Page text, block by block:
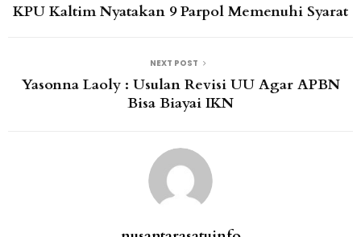
KPU Kaltim Nyatakan 9 Parpol Memenuhi Syarat
NEXT POST
Yasonna Laoly : Usulan Revisi UU Agar APBN
Bisa Biayai IKN